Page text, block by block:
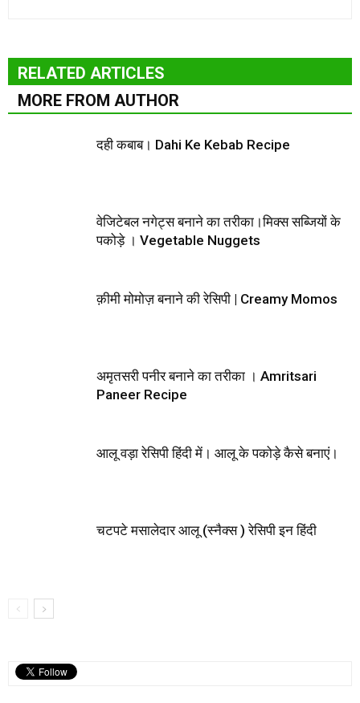
RELATED ARTICLES
MORE FROM AUTHOR
दही कबाब। Dahi Ke Kebab Recipe
वेजिटेबल नगेट्स बनाने का तरीका।मिक्स सब्जियों के
पकोड़े । Vegetable Nuggets
क़ीमी मोमोज़ बनाने की रेसिपी | Creamy Momos
अमृतसरी पनीर बनाने का तरीका । Amritsari
Paneer Recipe
आलू वड़ा रेसिपी हिंदी में। आलू के पकोड़े कैसे बनाएं।
चटपटे मसालेदार आलू (स्नैक्स ) रेसिपी इन हिंदी